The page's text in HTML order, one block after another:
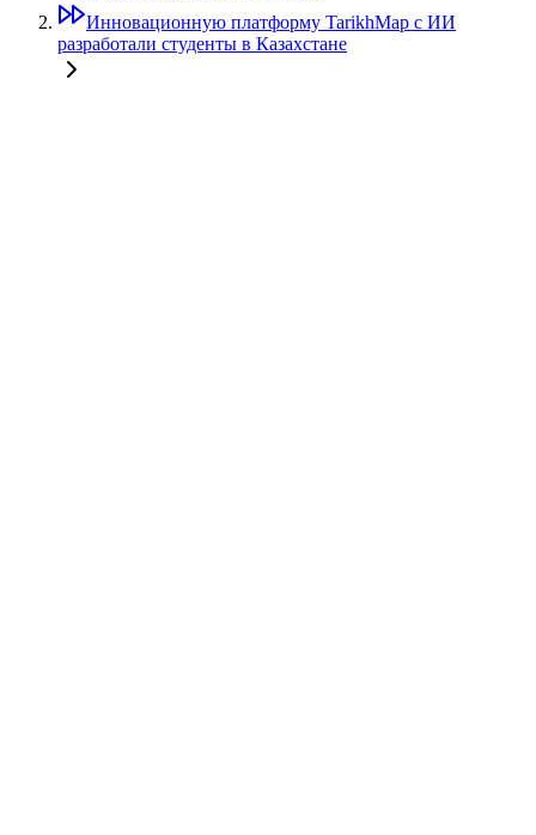
Инновационную платформу TarikhMap с ИИ
разработали студенты в Казахстане